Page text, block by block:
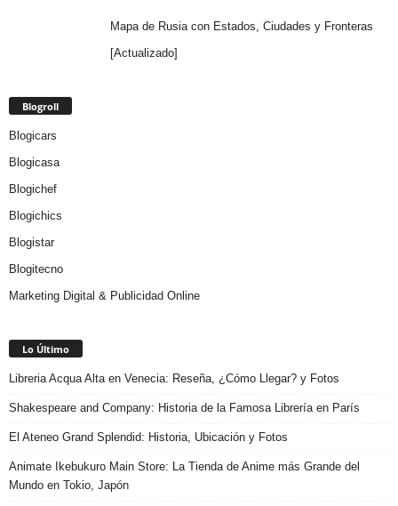
Mapa de Rusia con Estados, Ciudades y Fronteras
[Actualizado]
Blogroll
Blogicars
Blogicasa
Blogichef
Blogichics
Blogistar
Blogitecno
Marketing Digital & Publicidad Online
Lo Último
Libreria Acqua Alta en Venecia: Reseña, ¿Cómo Llegar? y Fotos
Shakespeare and Company: Historia de la Famosa Librería en París
El Ateneo Grand Splendid: Historia, Ubicación y Fotos
Animate Ikebukuro Main Store: La Tienda de Anime más Grande del
Mundo en Tokio, Japón